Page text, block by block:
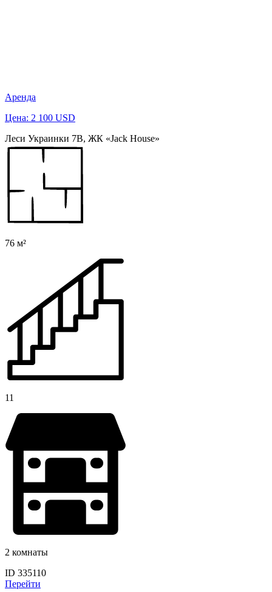
Аренда
Цена: 2 100 USD
Леси Украинки 7В, ЖК «Jack House»
76 м²
11
2 комнаты
ID 335110
Перейти